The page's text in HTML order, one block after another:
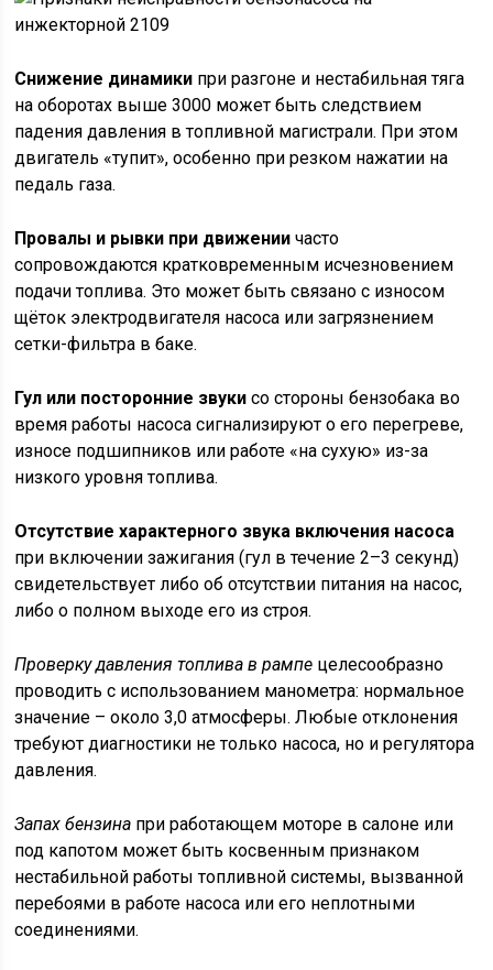
Снижение динамики при разгоне и нестабильная тяга
на оборотах выше 3000 может быть следствием
падения давления в топливной магистрали. При этом
двигатель «тупит», особенно при резком нажатии на
педаль газа.
Провалы и рывки при движении часто
сопровождаются кратковременным исчезновением
подачи топлива. Это может быть связано с износом
щёток электродвигателя насоса или загрязнением
сетки-фильтра в баке.
Гул или посторонние звуки со стороны бензобака во
время работы насоса сигнализируют о его перегреве,
износе подшипников или работе «на сухую» из-за
низкого уровня топлива.
Отсутствие характерного звука включения насоса
при включении зажигания (гул в течение 2–3 секунд)
свидетельствует либо об отсутствии питания на насос,
либо о полном выходе его из строя.
Проверку давления топлива в рампе целесообразно
проводить с использованием манометра: нормальное
значение – около 3,0 атмосферы. Любые отклонения
требуют диагностики не только насоса, но и регулятора
давления.
Запах бензина при работающем моторе в салоне или
под капотом может быть косвенным признаком
нестабильной работы топливной системы, вызванной
перебоями в работе насоса или его неплотными
соединениями.